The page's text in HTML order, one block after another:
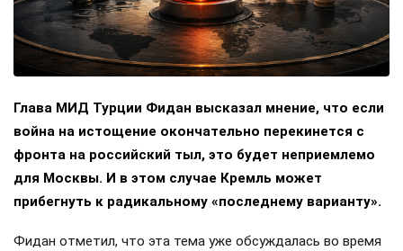
Глава МИД Турции Фидан высказал мнение, что если
война на истощение окончательно перекинется с
фронта на российский тыл, это будет неприемлемо
для Москвы. И в этом случае Кремль может
прибегнуть к радикальному «последнему варианту».
Фидан отметил, что эта тема уже обсуждалась во время